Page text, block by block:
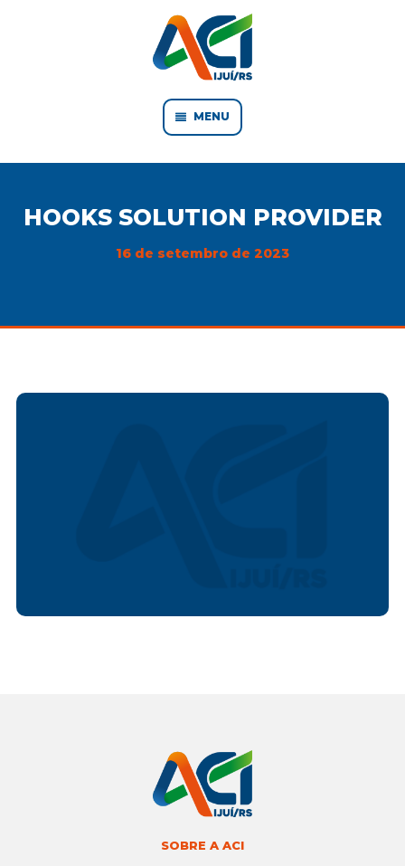
MENU
HOOKS SOLUTION PROVIDER
16 de setembro de 2023
SOBRE A ACI